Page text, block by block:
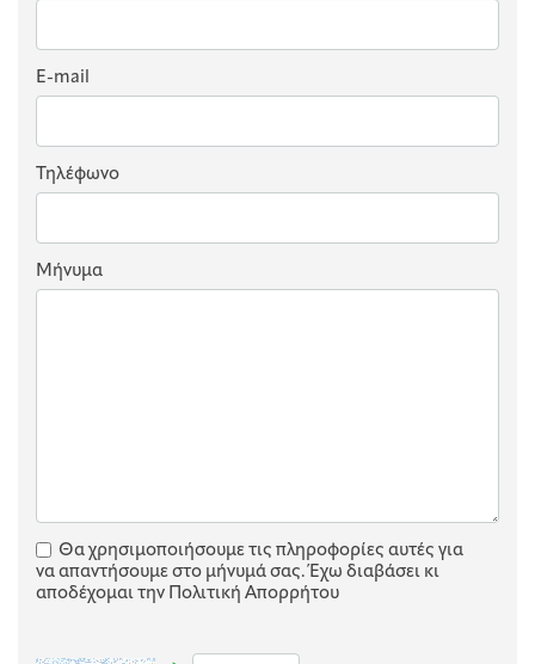
E-mail
Τηλέφωνο
Μήνυμα
Θα χρησιμοποιήσουμε τις πληροφορίες αυτές για
να απαντήσουμε στο μήνυμά σας. Έχω διαβάσει κι
αποδέχομαι την Πολιτική Απορρήτου